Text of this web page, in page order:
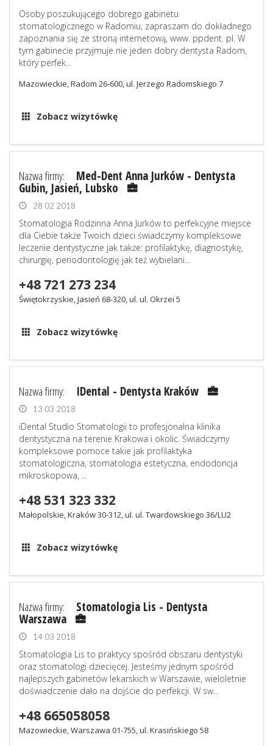
Osoby poszukującego dobrego gabinetu
stomatologicznego w Radomiu, zapraszam do dokładnego
zapoznania się ze stroną internetową, www. ppdent. pl. W
tym gabinecie przyjmuje nie jeden dobry dentysta Radom,
który perfek...
Mazowieckie, Radom 26-600, ul. Jerzego Radomskiego 7
Zobacz wizytówkę
Nazwa firmy: Med-Dent Anna Jurków - Dentysta
Gubin, Jasień, Lubsko
28 02 2018
Stomatologia Rodzinna Anna Jurków to perfekcyjne miejsce
dla Ciebie także Twoich dzieci świadczymy kompleksowe
leczenie dentystyczne jak także: profilaktykę, diagnostykę,
chirurgię, periodontologię jak też wybielani...
+48 721 273 234
Świętokrzyskie, Jasień 68-320, ul. ul. Okrzei 5
Zobacz wizytówkę
Nazwa firmy: IDental - Dentysta Kraków
13 03 2018
iDental Studio Stomatologii to profesjonalna klinika
dentystyczna na terenie Krakowa i okolic. Świadczymy
kompleksowe pomoce takie jak profilaktyka
stomatologiczna, stomatologia estetyczna, endodoncja
mikroskopowa, ...
+48 531 323 332
Małopolskie, Kraków 30-312, ul. ul. Twardowskiego 36/LU2
Zobacz wizytówkę
Nazwa firmy: Stomatologia Lis - Dentysta
Warszawa
14 03 2018
Stomatologia Lis to praktycy spośród obszaru dentystyki
oraz stomatologi dziecięcej. Jesteśmy jednym spośród
najlepszych gabinetów lekarskich w Warszawie, wieloletnie
doświadczenie dało na dojście do perfekcji. W sw...
+48 665058058
Mazowieckie, Warszawa 01-755, ul. Krasińskiego 58